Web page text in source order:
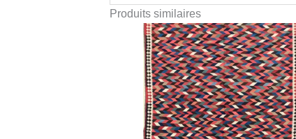
Produits similaires